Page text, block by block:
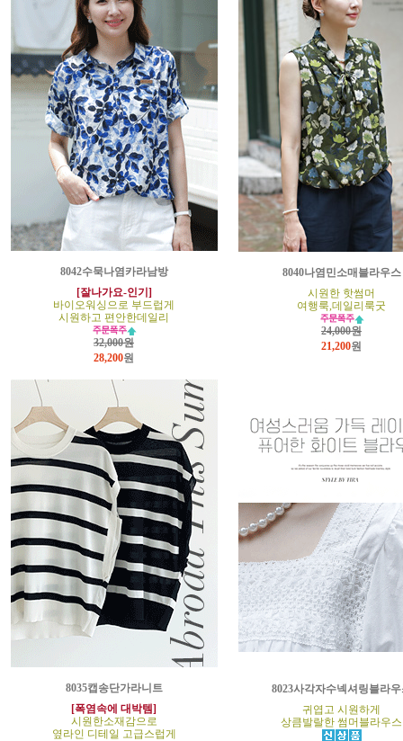
8042수묵나염카라남방
[잘나가요-인기]
바이오워싱으로 부드럽게
시원하고 편안한데일리
32,000원
28,200원
8040나염민소매블라우스
시원한 핫썸머
여행룩,데일리룩굿
24,000원
21,200원
8035캡송단가라니트
[폭염속에 대박템]
시원한소재감으로
옆라인 디테일 고급스럽게
8023사각자수넥셔링블라우
귀엽고 시원하게
상큼발랄한 썸머블라우스